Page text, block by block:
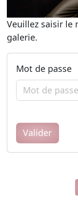
Veuillez saisir le
galerie.
Mot de passe
Valider